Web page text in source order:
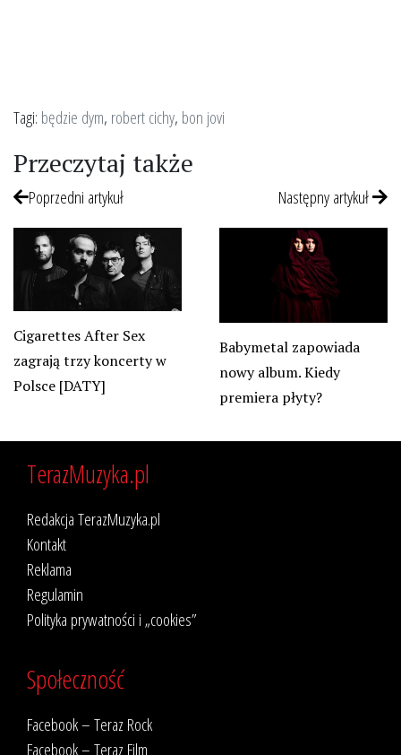
Tagi: będzie dym, robert cichy, bon jovi
Przeczytaj także
Poprzedni artykuł
Cigarettes After Sex
zagrają trzy koncerty w
Polsce [DATY]
Następny artykuł
Babymetal zapowiada
nowy album. Kiedy
premiera płyty?
TerazMuzyka.pl
Redakcja TerazMuzyka.pl
Kontakt
Reklama
Regulamin
Polityka prywatności i „cookies”
Społeczność
Facebook – Teraz Rock
Facebook – Teraz Film